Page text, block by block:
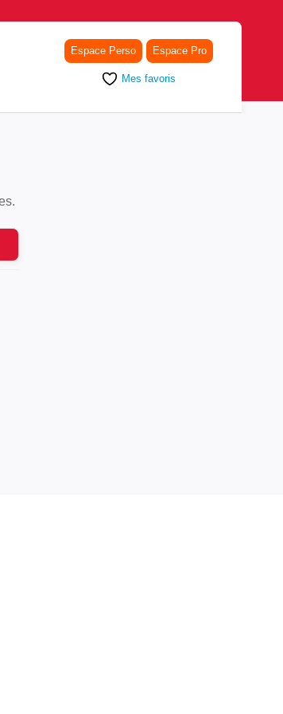
Espace Perso Espace Pro
Mes favoris